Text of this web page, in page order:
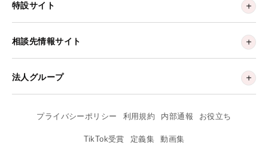
特設サイト
相談先情報サイト
法人グループ
プライバシーポリシー 利用規約 内部通報 お役立ち
TikTok受賞 定義集 動画集